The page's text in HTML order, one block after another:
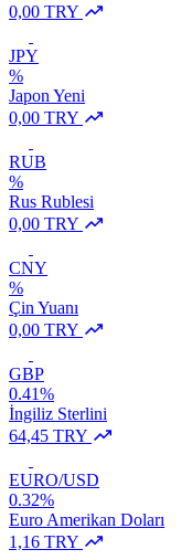
0,00 TRY
JPY
%
Japon Yeni
0,00 TRY
RUB
%
Rus Rublesi
0,00 TRY
CNY
%
Çin Yuanı
0,00 TRY
GBP
0.41%
İngiliz Sterlini
64,45 TRY
EURO/USD
0.32%
Euro Amerikan Doları
1,16 TRY